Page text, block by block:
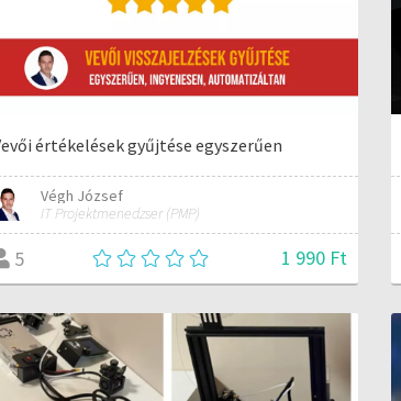
értékelések gyűjtése egyszerűen
Végh József
IT Projektmenedzser (PMP)
5 1 990 Ft